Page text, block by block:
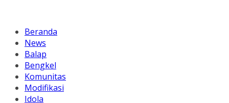
Beranda
News
Balap
Bengkel
Komunitas
Modifikasi
Idola